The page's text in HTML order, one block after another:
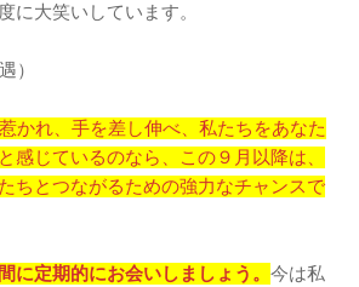
に大笑いしています。
）
かれ、手を差し伸べ、私たちをあなた
感じているのなら、この９月以降は、
ちとつながるための強力なチャンスで
に定期的にお会いしましょう。 今は私